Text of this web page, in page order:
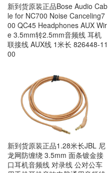
新到货原装正品Bose Audio Cab
le for NC700 Noise Canceling7
00 QC45 Headphones AUX Wir
e 3.5mm转2.5mm音频线 耳机
联接线 AUX线 1米长 826448-11
00
新到货原装正品1.28米长JBL 尼
龙网防缠绕 3.5mm 面条镀金接
口耳机音频线 对录线 公对公车